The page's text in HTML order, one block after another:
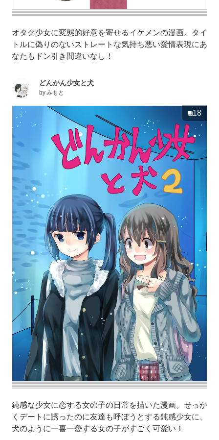
オタク少女に変態的好意を寄せるイケメンの漫画。タイ
トルに偽りのないストレートな気持ち悪い愛情表現にあ
なたもドン引き間違いなし！
どんかん少女と犬
byみもと
18
鈍感な少女に恋する女の子の日常を描いた漫画。せっか
くデートに誘ったのに友達も呼ぼうとする鈍感少女に、
犬のように一喜一憂する女の子がすごく可愛い！